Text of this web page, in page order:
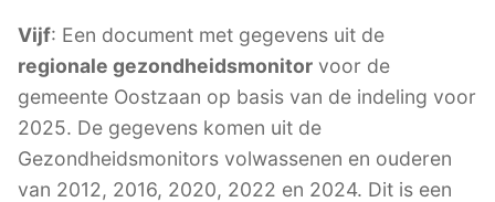
Vijf: Een document met gegevens uit de
regionale gezondheidsmonitor voor de
gemeente Oostzaan op basis van de indeling voor
2025. De gegevens komen uit de
Gezondheidsmonitors volwassenen en ouderen
van 2012, 2016, 2020, 2022 en 2024. Dit is een